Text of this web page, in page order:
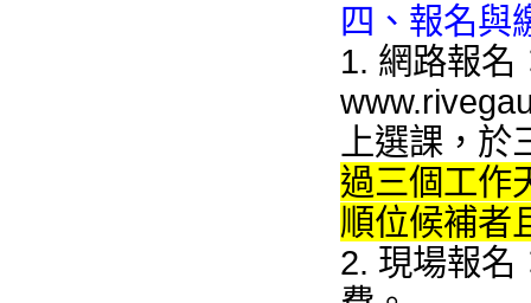
四、報名與
1. 網路報名
上選課，
過三個工作
順位候補者
2. 現場報名